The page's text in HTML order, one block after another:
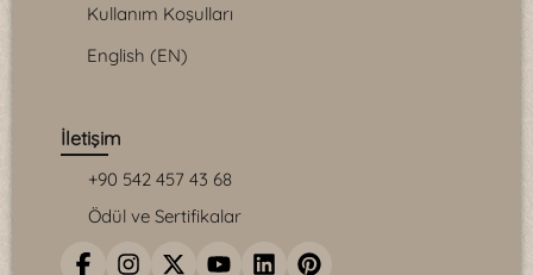
Kullanım Koşulları
English (EN)
İletişim
+90 542 457 43 68
Ödül ve Sertifikalar